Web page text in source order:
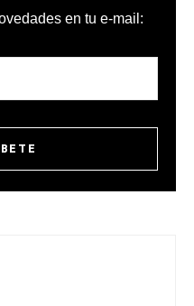
en tu e-mail: